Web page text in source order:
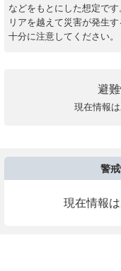
などをもとにした想定で
リアを越えて災害が発生
十分に注意してください。
避
現在情報
警
現在情報